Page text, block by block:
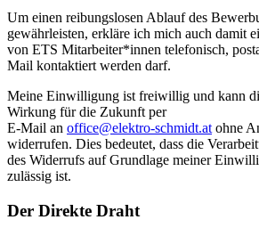
Um einen reibungslosen Ablauf des
gewährleisten, erkläre ich mich auch damit
von ETS Mitarbeiter*innen telefonisch,
Mail kontaktiert werden darf.
Meine Einwilligung ist freiwillig und kann
Wirkung für die Zukunft per
E-Mail an office@elektro-schmidt.at ohne
widerrufen. Dies bedeutet, dass die
des Widerrufs auf Grundlage meiner
zulässig ist.
Der Direkte Draht